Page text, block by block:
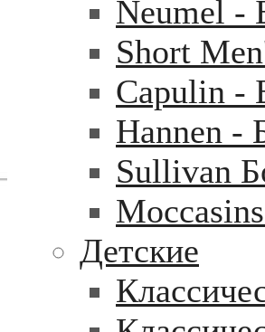
Neumel -
Short
Capulin -
Hannen -
Sullivan
Детские